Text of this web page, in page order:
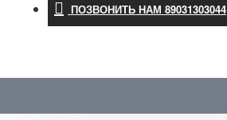
ПОЗВОНИТЬ НАМ 89031303044